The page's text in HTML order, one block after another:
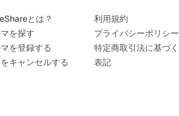
とは？
を探す
を登録する
キャンセルする
利用規約
プライバシーポリシー
特定商取引法に基づく
表記